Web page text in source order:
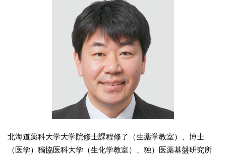
北海道薬科大学大学院修士課程修了（生薬学教室）、博士
（医学）獨協医科大学（生化学教室）、独）医薬基盤研究所